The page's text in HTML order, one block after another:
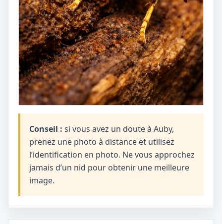
Conseil : si vous avez un doute à Auby,
prenez une photo à distance et utilisez
l’identification en photo. Ne vous approchez
jamais d’un nid pour obtenir une meilleure
image.